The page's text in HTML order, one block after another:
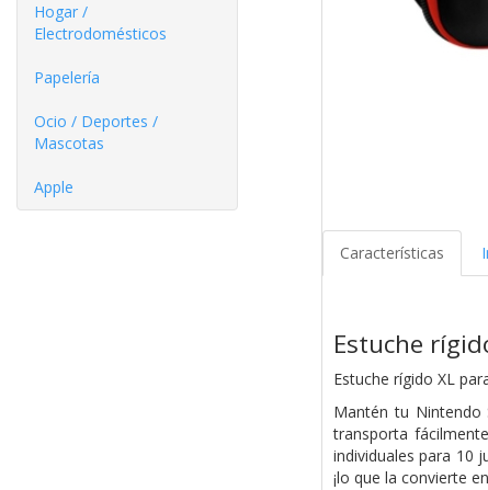
Hogar /
Electrodomésticos
Papelería
Ocio / Deportes /
Mascotas
Apple
Características
Estuche
Estuche rígido XL
Mantén tu Nintendo
transporta
individuales para 10
¡lo que la convierte